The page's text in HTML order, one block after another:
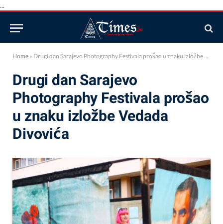
...
Home » Drugi dan Sarajevo Photography Festivala prošao u znaku izložbe Vedada Divovića
Drugi dan Sarajevo
Photography Festivala prošao
u znaku izložbe Vedada
Divovića